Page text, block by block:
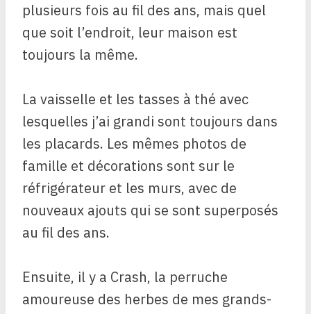
plusieurs fois au fil des ans, mais quel
que soit l’endroit, leur maison est
toujours la même.
La vaisselle et les tasses à thé avec
lesquelles j’ai grandi sont toujours dans
les placards. Les mêmes photos de
famille et décorations sont sur le
réfrigérateur et les murs, avec de
nouveaux ajouts qui se sont superposés
au fil des ans.
Ensuite, il y a Crash, la perruche
amoureuse des herbes de mes grands-